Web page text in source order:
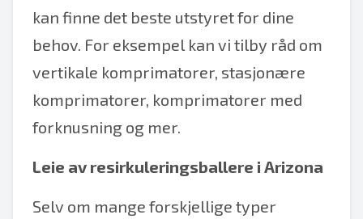
kan finne det beste utstyret for dine
behov. For eksempel kan vi tilby råd om
vertikale komprimatorer, stasjonære
komprimatorer, komprimatorer med
forknusning og mer.
Leie av resirkuleringsballere i Arizona
Selv om mange forskjellige typer